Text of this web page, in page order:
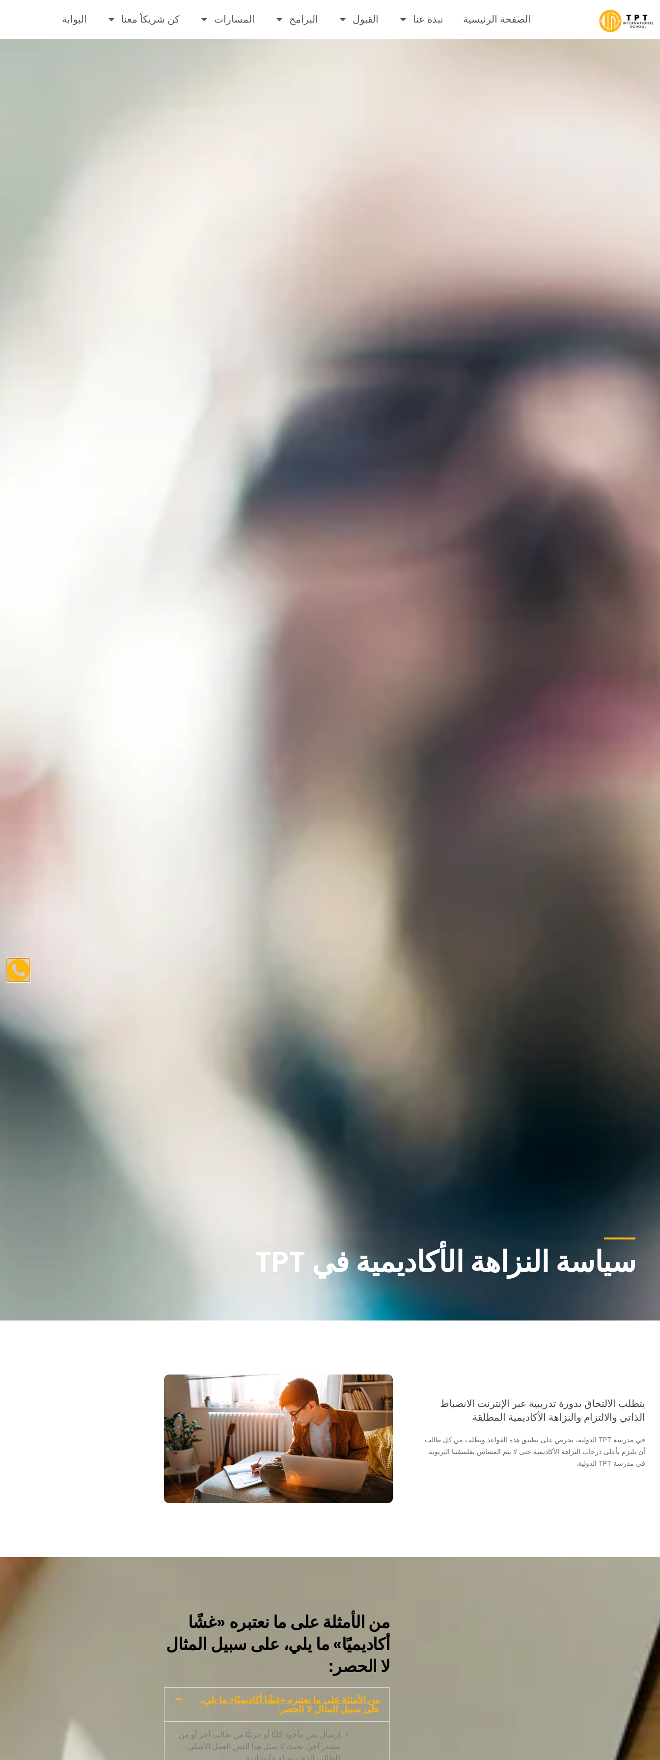
الصفحة الرئيسية نبذة عنا القبول البرامج المسارات كن شريكاً معنا البوابة
سياسة النزاهة الأكاديمية في TPT
يتطلب الالتحاق بدورة تدريبية عبر الإنترنت الانضباط
الذاتي والالتزام والنزاهة الأكاديمية المطلقة
في مدرسة TPT الدولية، نحرص على تطبيق هذه القواعد ونطلب من كل طالب
أن يلتزم بأعلى درجات النزاهة الأكاديمية حتى لا يتم المساس بفلسفتنا التربوية
في مدرسة TPT الدولية.
من الأمثلة على ما نعتبره «غشًا
أكاديميًا» ما يلي، على سبيل المثال
لا الحصر:
من الأمثلة على ما نعتبره «غشًا أكاديميًا» ما يلي،
على سبيل المثال لا الحصر:
إرسال نص مأخوذ كليًّا أو جزئيًّا من طالب آخر أو من
مصدر آخر، بحيث لا يمثل هذا النص العمل الأصلي